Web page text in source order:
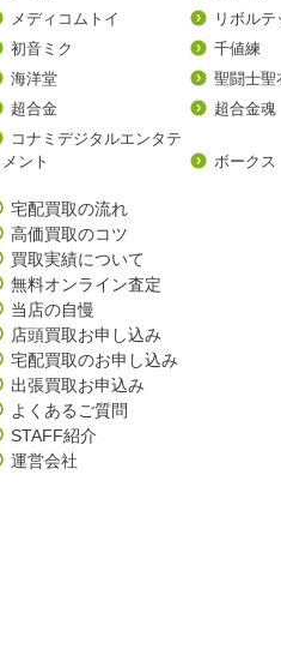
メディコムトイ
リボル
初音ミク
千値練
海洋堂
聖闘士聖
超合金
超合金魂
コナミデジタルエンタテ
ント
ボークス
宅配買取の流れ
高価買取のコツ
買取実績について
無料オンライン査定
当店の自慢
店頭買取お申し込み
宅配買取のお申し込み
出張買取お申込み
よくあるご質問
STAFF紹介
運営会社